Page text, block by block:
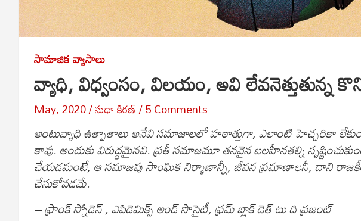
సామాజిక వ్యాసాలు
వ్యాధి, విధ్వంసం, విలయం, అవి లేవనెత్తుతున్న
May, 2020 సుధా కిరణ్ 5 Comments
అంటువ్యాధి ఉత్పాతాలు అనేవి సమాజాలలో హఠాత్తుగా, ఎలాంటి హెచ్చరికా
కావు. అందుకు విరుద్ధమైనవి. ప్రతీ సమాజమూ తనవైన బలహీనతల్ని
చేయడమంటే, ఆ సమాజపు సాంఘిక నిర్మాణాన్నీ, జీవన ప్రమాణాలనీ, దాని
చేసుకోవడమే.
– ఫ్రాంక్ స్నోడెన్ , ఎపిడెమిక్స్ అండ్ సొసైటీ, ఫ్రమ్ బ్లాక్ డెత్ టు ది ప్రజంట్